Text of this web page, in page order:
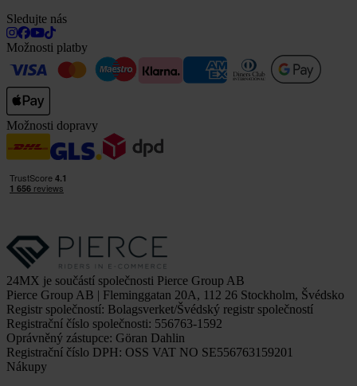
Sledujte nás
Možnosti platby
Možnosti dopravy
24MX je součástí společnosti Pierce Group AB
Pierce Group AB | Fleminggatan 20A, 112 26 Stockholm, Švédsko
Registr společností: Bolagsverket/Švédský registr společností
Registrační číslo společnosti: 556763-1592
Oprávněný zástupce: Göran Dahlin
Registrační číslo DPH: OSS VAT NO SE556763159201
Nákupy